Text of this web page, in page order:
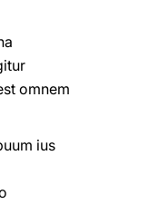
omnem
ius